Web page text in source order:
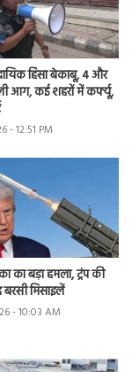
हिंसा बेकाबू, 4 और
आग, कई शहरों में कर्फ्यू,
- 12:51 PM
का बड़ा हमला, ट्रंप की
मिसाइलें
- 10:03 AM